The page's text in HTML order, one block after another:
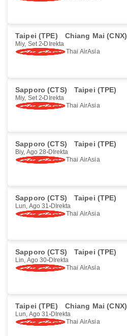
Taipei (TPE) Chiang Mai (CNX)
Miy, Set 2 DIrekta
Thai AirAsia
Sapporo (CTS) Taipei (TPE)
Miy, Set 2 DIrekta
Thai AirAsia
Sapporo (CTS) Taipei (TPE)
Biy, Ago 28 DIrekta
Thai AirAsia
Sapporo (CTS) Taipei (TPE)
Lun, Ago 31 DIrekta
Thai AirAsia
Sapporo (CTS) Taipei (TPE)
Lin, Ago 30 DIrekta
Thai AirAsia
Taipei (TPE) Chiang Mai (CNX)
Lun, Ago 31 DIrekta
Thai AirAsia